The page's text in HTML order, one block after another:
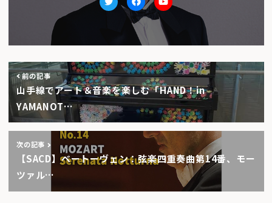
TwitterfacebookYoutube
前の記事
山手線でアート＆音楽を楽しむ「HAND！in
YAMANOT…
次の記事
【SACD】ベートーヴェン：弦楽四重奏曲第14番、モー
ツァル…